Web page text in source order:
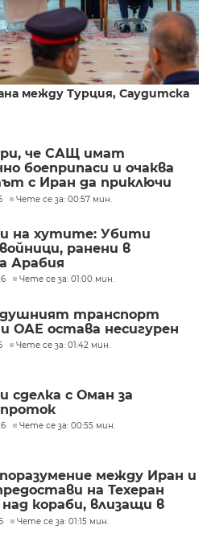
между Турция, Саудитска
че САЩ имат
боеприпаси и очаква
с Иран да приключи
Чете се за: 00:57 мин.
на хутите: Убити
ранени в
Арабия
Чете се за: 01:00 мин.
транспорт
ОАЕ остава несигурен
Чете се за: 01:42 мин.
сделка с Оман за
Чете се за: 00:55 мин.
между Иран и
на Техеран
кораби, влизащи в
залив?
Чете се за: 01:15 мин.